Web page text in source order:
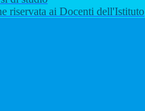
riservata ai Docenti dell'Istituto